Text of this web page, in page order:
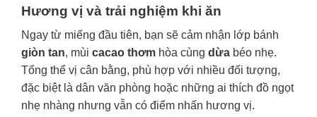
Hương vị và trải nghiệm khi ăn
Ngay từ miếng đầu tiên, bạn sẽ cảm nhận lớp bánh
giòn tan, mùi cacao thơmhòa cùng dừabéo nhẹ.
Tổng thể vị cân bằng, phù hợp với nhiều đối tượng,
đặc biệt là dân văn phòng hoặc những ai thích đồ ngọt
nhẹ nhàng nhưng vẫn có điểm nhấn hương vị.